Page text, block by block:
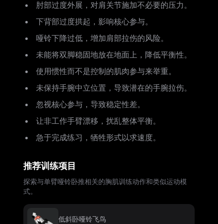
肘部过度外展，对肩关节施加不必要的压力。
下背部过度拱起，影响核心参与。
哑铃下降过低，增加肩部拉伤的风险。
未能将双脚稳固地放在地面上，降低平衡性。
使用惯性而不是控制的肌肉参与来举重。
未保持手腕中立位置，导致潜在的手腕拉伤。
忽视核心参与，导致稳定性差。
让非工作手臂漂移，扰乱整体平衡。
急于完成练习，牺牲形式以求速度。
推荐训练项目
探索与单臂哑铃卧推相关的胸肌训练动作和类似运动模
式。
低斜卧哑铃飞鸟